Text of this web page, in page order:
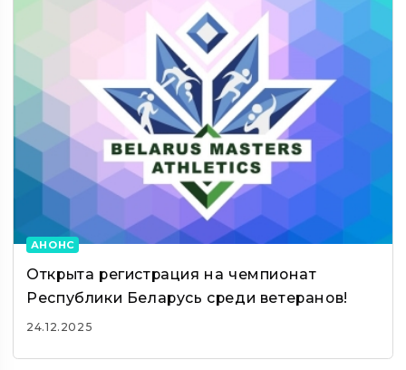
АНОНС
Открыта регистрация на чемпионат
Республики Беларусь среди ветеранов!
24.12.2025